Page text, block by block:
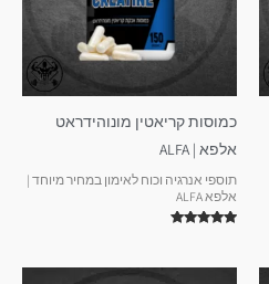
כמוסות קריאטין מונוהידראט
אלפא | ALFA
תוספי אנרגיה וכוח לאימון במחיר מיוחד |
אלפא ALFA